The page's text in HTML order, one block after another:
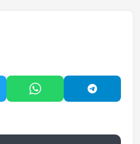
Paylaş
WhatsApp'ta Paylaş